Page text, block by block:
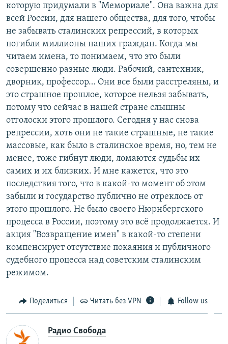
которую придумали в "Мемориале". Она важна для
всей России, для нашего общества, для того, чтобы
не забывать сталинских репрессий, в которых
погибли миллионы наших граждан. Когда мы
читаем имена, то понимаем, что это были
совершенно разные люди. Рабочий, сантехник,
дворник, профессор… Они все были расстреляны, и
это страшное прошлое, которое нельзя забывать,
потому что сейчас в нашей стране слышны
отголоски этого прошлого. Сегодня у нас снова
репрессии, хоть они не такие страшные, не такие
массовые, как было в сталинское время, но, тем не
менее, тоже гибнут люди, ломаются судьбы их
самих и их близких. И мне кажется, что это
последствия того, что в какой-то момент об этом
забыли и государство публично не отреклось от
этого прошлого. Не было своего Нюрнбергского
процесса в России, поэтому это всё продолжается. И
акция "Возвращение имен" в какой-то степени
компенсирует отсутствие покаяния и публичного
судебного процесса над советским сталинским
режимом.
Поделиться Читать без VPN Follow us
Радио Свобода